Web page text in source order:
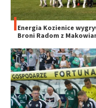
Energia Kozienice
Broni Radom z